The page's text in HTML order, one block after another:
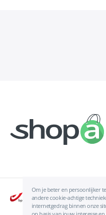
Om je beter en persoonlijker
andere cookie-achtige
internetgedrag binnen onze